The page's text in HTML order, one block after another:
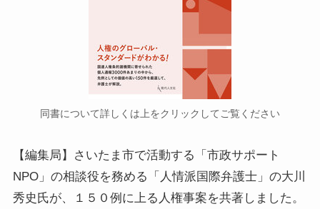
同書について詳しくは上をクリックしてご覧ください
【編集局】さいたま市で活動する「市政サポート
NPO」の相談役を務める「人情派国際弁護士」の大川
秀史氏が、１５０例に上る人権事案を共著しました。